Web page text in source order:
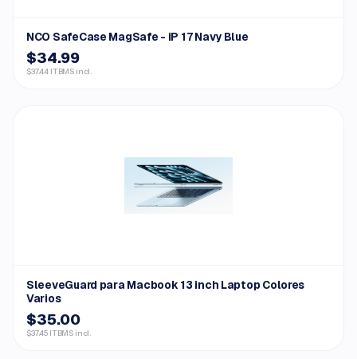
NCO SafeCase MagSafe - iP 17 Navy Blue
$34.99
$37.44 ITBMS incl.
SleeveGuard para Macbook 13 inch Laptop Colores
Varios
$35.00
$37.45 ITBMS incl.